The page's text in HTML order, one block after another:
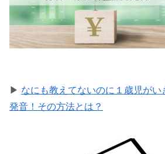
▶ なにも教えてないのに１歳児が
発音！その方法とは？